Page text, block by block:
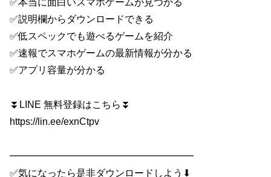
✅本当に面白いスマホゲームが見つかる
✅説明欄からダウンロードできる
✅低スペックでも遊べるゲームを紹介
✅速報でスマホゲームの最新情報が分かる
✅アプリ容量が分かる
⏬LINE 無料登録はこちら⏬
https://lin.ee/exnCtpv
━━━━━━━━━━━━━━━━━━━
✅気になったら是非ダウンロードしよう⬇